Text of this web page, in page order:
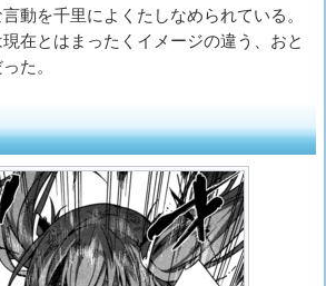
動を千里によくたしなめられている。
在とはまったくイメージの違う、おと
た。